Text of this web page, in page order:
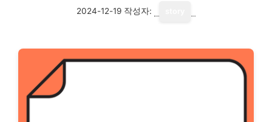
2024-12-19 작성자: